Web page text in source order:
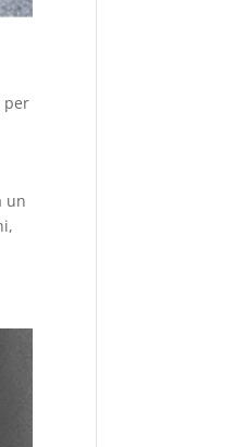
per
un